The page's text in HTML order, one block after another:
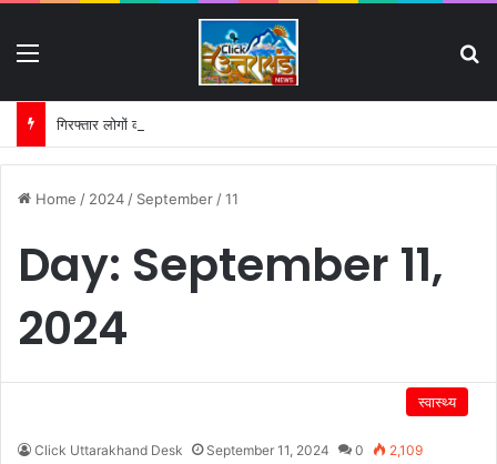
गिरफ्तार लोगों की परेड और मीडिया ट्रायल पर हाईकोर्ट का सख्त रुख:
Home / 2024 / September /11
Day: September 11,
2024
स्वास्थ्य
Click Uttarakhand Desk September 11, 2024 0 2,109